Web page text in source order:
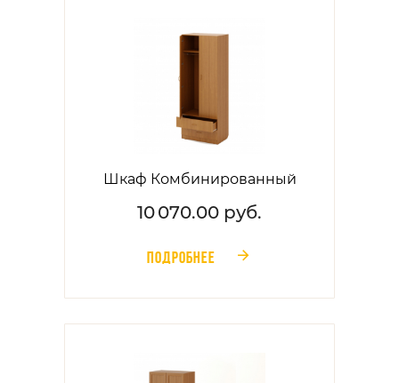
Шкаф Комбинированный
10 070.00 руб.
ПОДРОБНЕЕ 󰁔